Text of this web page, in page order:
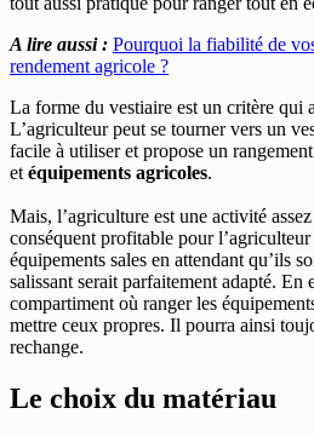
A lire aussi : Pourquoi la fiabilité de
rendement agricole ?
La forme du vestiaire est un critère qui
L’agriculteur peut se tourner vers un
facile à utiliser et propose un
et équipements agricoles.
Mais, l’agriculture est une activité
conséquent profitable pour
équipements sales en attendant qu’ils
salissant serait parfaitement adapté. En
compartiment où ranger les
mettre ceux propres. Il pourra ainsi
rechange.
Le choix du matériau